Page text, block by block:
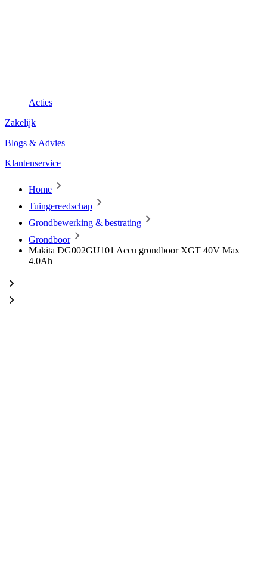
Acties
Zakelijk
Blogs & Advies
Klantenservice
Home
Tuingereedschap
Grondbewerking & bestrating
Grondboor
Makita DG002GU101 Accu grondboor XGT 40V Max
4.0Ah